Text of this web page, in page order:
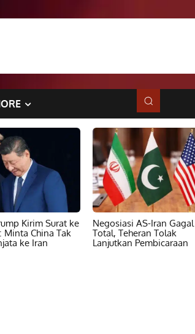
Kirim Surat ke
Minta China Tak
ke Iran
Negosiasi AS-Iran Gagal
Total, Teheran Tolak
Lanjutkan Pembicaraan